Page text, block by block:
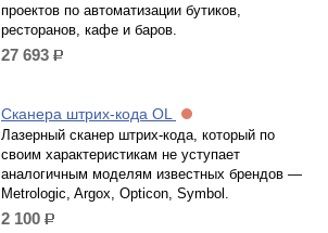
проектов по автоматизации бутиков,
ресторанов, кафе и баров.
27 693 р.
Сканера штрих-кода OL
Лазерный сканер штрих-кода, который по
своим характеристикам не уступает
аналогичным моделям известных брендов —
Metrologic, Argox, Opticon, Symbol.
2 100 р.